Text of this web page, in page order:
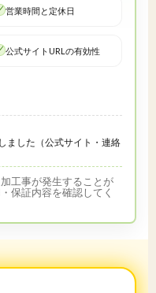
営業時間と定休日
公式サイトURLの有効性
ました（公式サイト・連絡
工事が発生することが
保証内容を確認してく